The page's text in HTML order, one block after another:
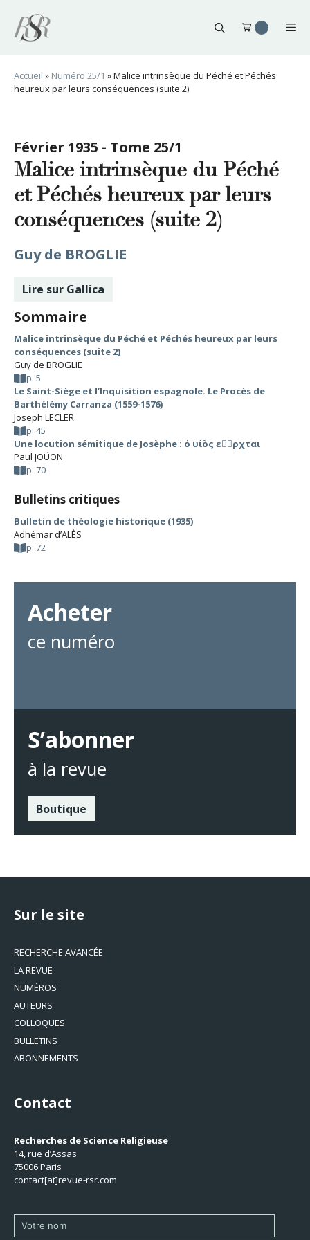
contenu
Accueil » Numéro 25/1 »Malice intrinsèque du Péché et Péchés
heureux par leurs conséquences (suite 2)
Février 1935 - Tome 25/1
Malice intrinsèque du Péché
et Péchés heureux par leurs
conséquences (suite 2)
Guy de BROGLIE
Lire sur Gallica
Sommaire
Malice intrinsèque du Péché et Péchés heureux par leurs
conséquences (suite 2)
Guy de BROGLIE
p. 5
Le Saint-Siège et l’Inquisition espagnole. Le Procès de
Barthélémy Carranza (1559-1576)
Joseph LECLER
p. 45
Une locution sémitique de Josèphe : ό υίòς ερχται
Paul JOÜON
p. 70
Bulletins critiques
Bulletin de théologie historique (1935)
Adhémar d’ALÈS
p. 72
Acheter
ce numéro
S’abonner
à la revue
Boutique
Sur le site
RECHERCHE AVANCÉE
LA REVUE
NUMÉROS
AUTEURS
COLLOQUES
BULLETINS
ABONNEMENTS
Contact
Recherches de Science Religieuse
14, rue d’Assas
75006 Paris
contact[at]revue-rsr.com